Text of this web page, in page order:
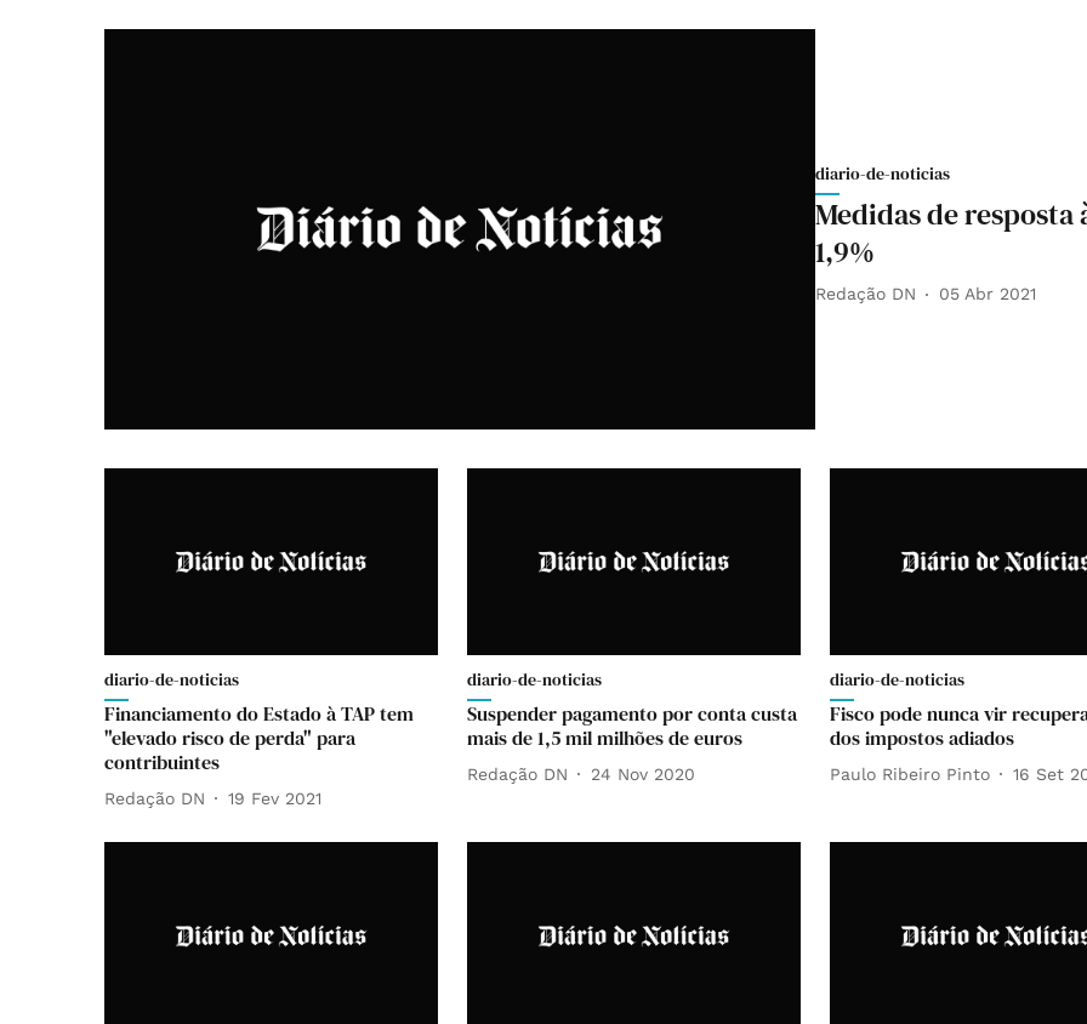
diario-de-noticias
Medidas de
1,9%
Redação DN 05 Abr 2021
diario-de-noticias
Financiamento do Estado à TAP tem
"elevado risco de perda" para
contribuintes
Redação DN 19 Fev 2021
diario-de-noticias
Suspender pagamento por conta custa
mais de 1,5 mil milhões de euros
Redação DN 24 Nov 2020
diario-de-noticias
Fisco pode nunca vir
dos impostos adiados
Paulo Ribeiro Pinto 16 Set